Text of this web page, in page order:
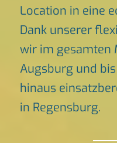
Location in eine
Dank unserer
wir im gesamten
Augsburg und
hinaus
in Regensburg.